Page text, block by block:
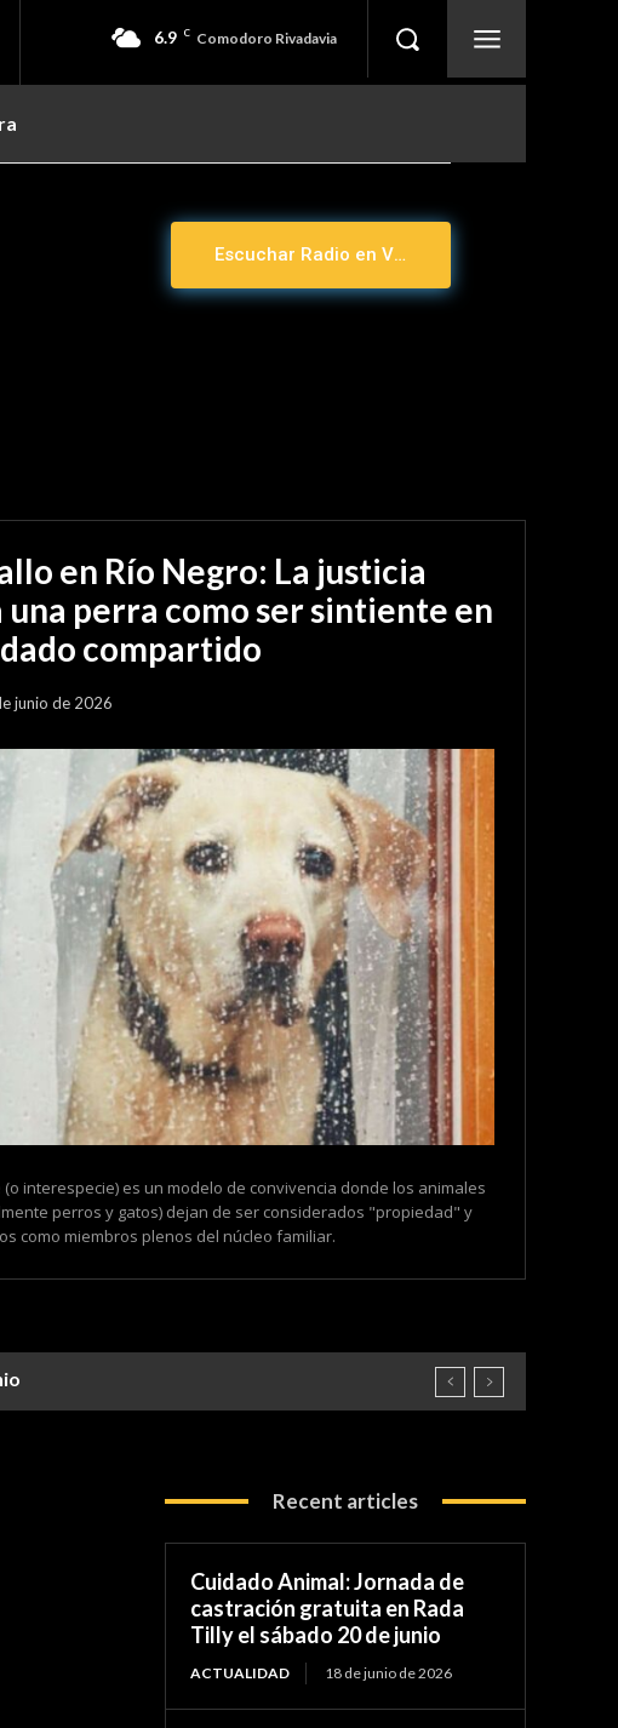
6.9 C Comodoro Rivadavia
Escuchar Radio en Vivo
en Río Negro: La justicia
una perra como ser sintiente en
compartido
junio de 2026
interespecie) es un modelo de convivencia donde los animales
perros y gatos) dejan de ser considerados "propiedad" y
como miembros plenos del núcleo familiar.
Recent articles
Cuidado Animal: Jornada de
castración gratuita en Rada
Tilly el sábado 20 de junio
ACTUALIDAD 18 de junio de 2026